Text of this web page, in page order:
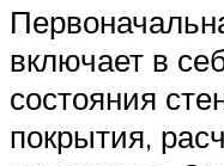
включает в
состояния
покрытия,